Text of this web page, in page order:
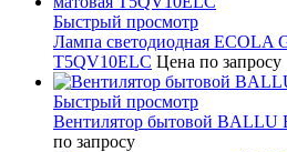
Быстрый просмотр
Лампа светодиодная ECOLA
T5QV10ELC Цена по запросу
Быстрый просмотр
Вентилятор бытовой BALLU
по запросу